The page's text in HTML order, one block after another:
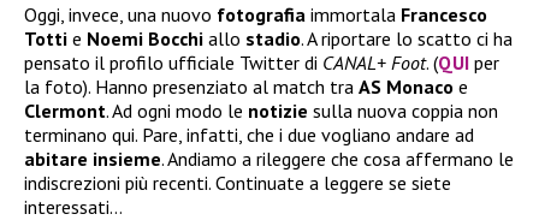
Oggi, invece, una nuovo fotografia immortala Francesco
Totti e Noemi Bocchi allo stadio. A riportare lo scatto ci ha
pensato il profilo ufficiale Twitter di CANAL+ Foot. (QUI per
la foto). Hanno presenziato al match tra AS Monaco e
Clermont. Ad ogni modo le notizie sulla nuova coppia non
terminano qui. Pare, infatti, che i due vogliano andare ad
abitare insieme. Andiamo a rileggere che cosa affermano le
indiscrezioni più recenti. Continuate a leggere se siete
interessati…